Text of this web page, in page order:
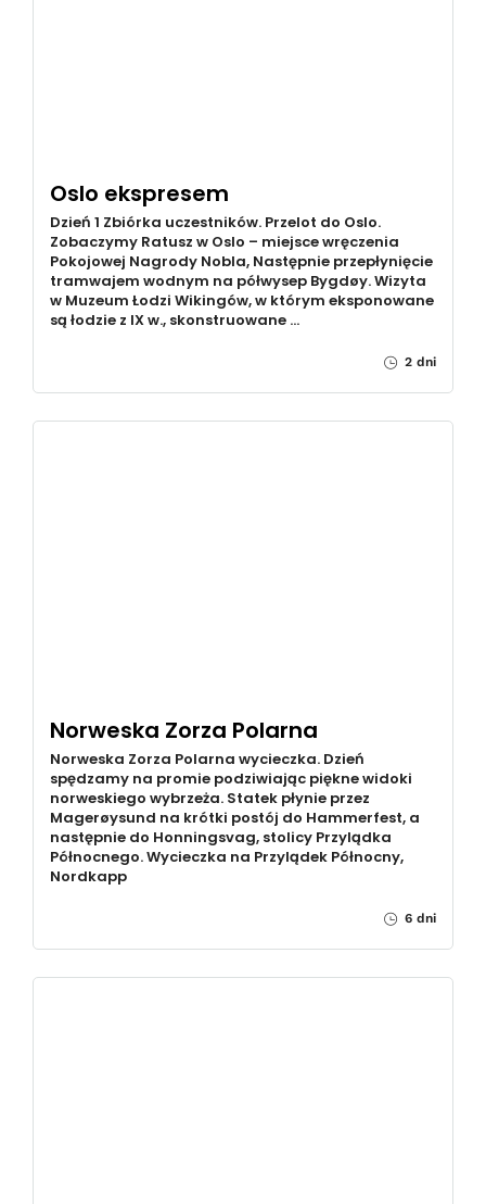
Oslo ekspresem
Dzień 1 Zbiórka uczestników. Przelot do Oslo.
Zobaczymy Ratusz w Oslo – miejsce wręczenia
Pokojowej Nagrody Nobla, Następnie przepłynięcie
tramwajem wodnym na półwysep Bygdøy. Wizyta
w Muzeum Łodzi Wikingów, w którym eksponowane
są łodzie z IX w., skonstruowane …
2 dni
Norweska Zorza Polarna
Norweska Zorza Polarna wycieczka. Dzień
spędzamy na promie podziwiając piękne widoki
norweskiego wybrzeża. Statek płynie przez
Magerøysund na krótki postój do Hammerfest, a
następnie do Honningsvag, stolicy Przylądka
Północnego. Wycieczka na Przylądek Północny,
Nordkapp
6 dni